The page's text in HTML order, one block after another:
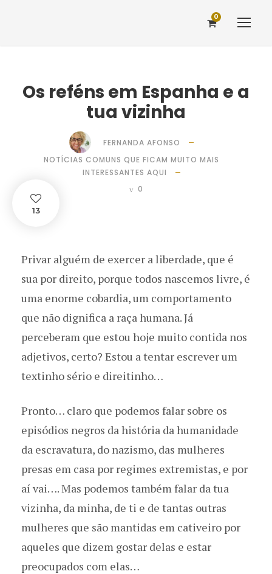
0
Os reféns em Espanha e a
tua vizinha
FERNANDA AFONSO
NOTÍCIAS COMUNS QUE FICAM MUITO MAIS
INTERESSANTES AQUI
0
13
Privar alguém de exercer a liberdade, que é
sua por direito, porque todos nascemos livre, é
uma enorme cobardia, um comportamento
que não dignifica a raça humana. Já
perceberam que estou hoje muito contida nos
adjetivos, certo? Estou a tentar escrever um
textinho sério e direitinho…
Pronto… claro que podemos falar sobre os
episódios negros da história da humanidade
da escravatura, do nazismo, das mulheres
presas em casa por regimes extremistas, e por
aí vai…. Mas podemos também falar da tua
vizinha, da minha, de ti e de tantas outras
mulheres que são mantidas em cativeiro por
aqueles que dizem gostar delas e estar
preocupados com elas…